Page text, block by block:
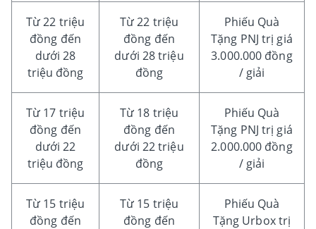
Từ 22 triệu
đồng đến
dưới 28
triệu đồng
Từ 22 triệu
đồng đến
dưới 28 triệu
đồng
Phiếu Quà
Tặng PNJ trị giá
3.000.000 đồng
/ giải
Từ 17 triệu
đồng đến
dưới 22
triệu đồng
Từ 18 triệu
đồng đến
dưới 22 triệu
đồng
Phiếu Quà
Tặng PNJ trị giá
2.000.000 đồng
/ giải
Từ 15 triệu
đồng đến
Từ 15 triệu
đồng đến
Phiếu Quà
Tặng Urbox trị